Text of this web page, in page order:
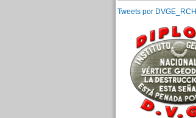
Tweets por DVGE_RCH